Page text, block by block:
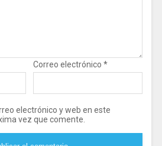
Correo electrónico *
electrónico y web en este
vez que comente.